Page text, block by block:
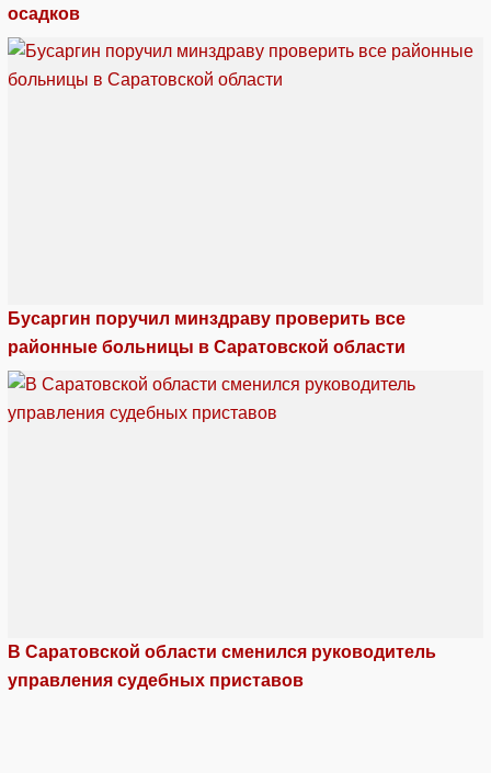
осадков
Бусаргин поручил минздраву проверить все
районные больницы в Саратовской области
В Саратовской области сменился руководитель
управления судебных приставов